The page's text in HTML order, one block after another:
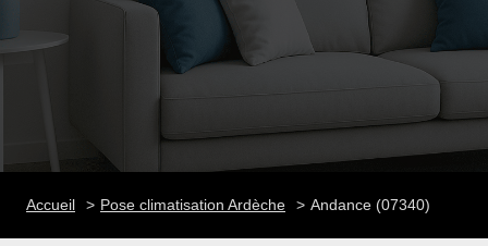
Accueil Pose climatisation Ardèche Andance (07340)